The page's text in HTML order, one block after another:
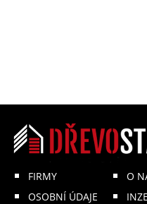
FIRMY
OSOBNÍ ÚDAJE
O